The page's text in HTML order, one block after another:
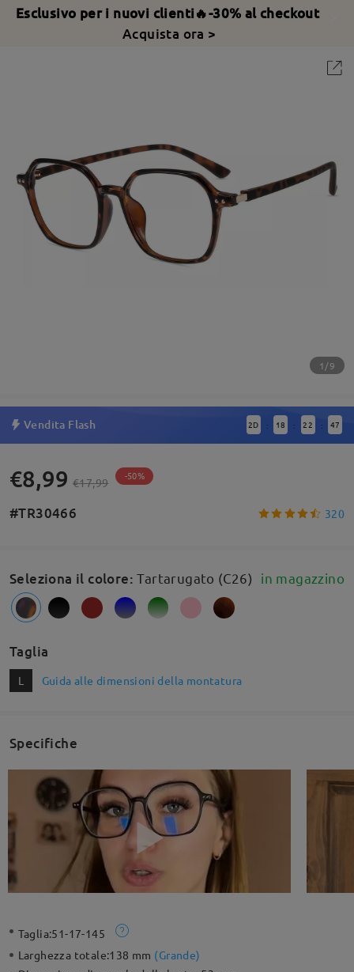
Esclusivo per i nuovi clienti🔥-30% al checkout
Acquista ora >
1/9
Vendita Flash 2D : 18 : 22 : 47
€8,99 €17,99 -50%
#TR30466 320
Seleziona il colore:Tartarugato (C26) in magazzino
Taglia
L Guida alle dimensioni della montatura
Specifiche
Taglia:51-17-145
Larghezza totale:138 mm (Grande)